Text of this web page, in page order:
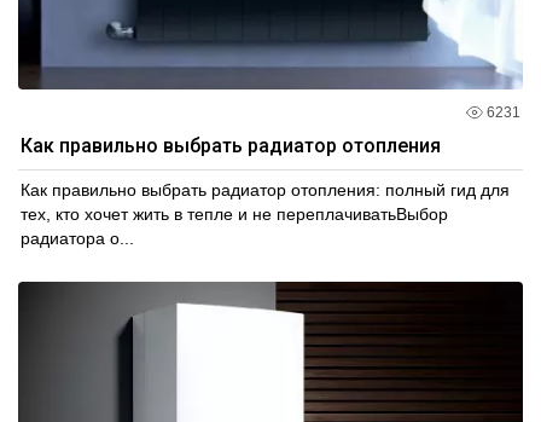
6231
Как правильно выбрать радиатор отопления
Как правильно выбрать радиатор отопления: полный гид для
тех, кто хочет жить в тепле и не переплачиватьВыбор
радиатора о...